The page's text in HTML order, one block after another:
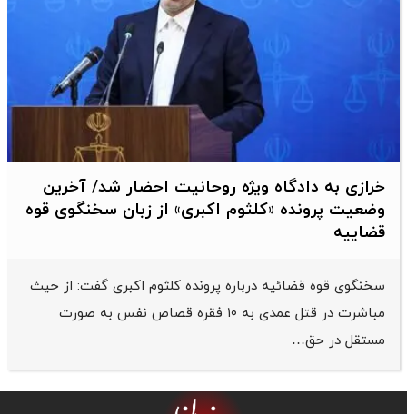
خرازی به دادگاه ویژه روحانیت احضار شد/ آخرین
وضعیت پرونده «کلثوم اکبری» از زبان سخنگوی قوه
قضاییه
سخنگوی قوه قضائیه درباره پرونده کلثوم اکبری گفت: از حیث
مباشرت در قتل عمدی به ۱۰ فقره قصاص نفس به صورت
مستقل در حق…